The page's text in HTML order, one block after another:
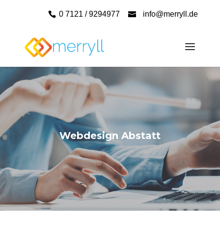
0 7121 / 9294977 info@merryll.de
Webdesign Abstatt